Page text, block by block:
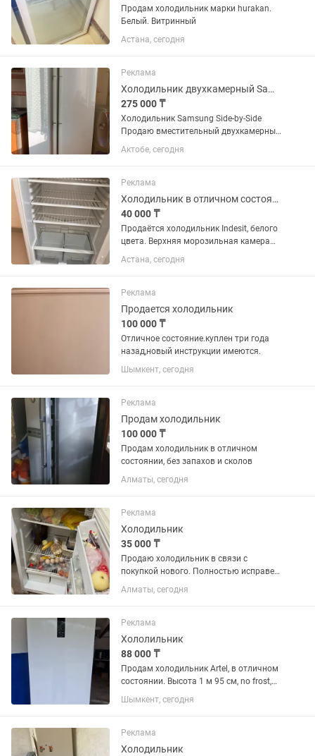
Продам холодильник марки hurakan.
Белый. Витринный
Астана, сегодня
Реклама
Холодильник двухкамерный Samsung
275 000 ₸
Холодильник Samsung Side-by-Side
Продаю вместительный двухкамерный
холодильник Samsung. Основные
характеристики: •Тип: Side-by-Side
отдельно). •Размеры: 180х90х70...
Актобе, сегодня
Реклама
Холодильник в отличном состоянии
40 000 ₸
Продаётся холодильник Indesit, белого
цвета. Верхняя морозильная камера
Просторное холодильное отделение, 2
вместительных ящика для овощей и
отличном состоянии
Астана, сегодня
Реклама
Продается холодильник
100 000 ₸
Отличное состояние.куплен три года
назад,новый инструкции имеются.
Шымкент, сегодня
Реклама
Продам холодильник
100 000 ₸
Продам холодильник в отличном
состоянии, без запахов и сколов
Алматы, сегодня
Реклама
Холодильник
35 000 ₸
Продаю холодильник в связи с
покупкой нового. Полностью исправен,
работает отлично. Хорошо охлаждает,
морозильная камера морозит без
Самовывоз. По всем...
Алматы, сегодня
Реклама
Хололильник
88 000 ₸
Продам холодильник Artel, в отличном
состоянии. Высота 1 м 95 см, no frost,
состояние нового холодильника.
Практически не пользовались.
установлен новый компрессор....
Шымкент, сегодня
Реклама
Холодильник